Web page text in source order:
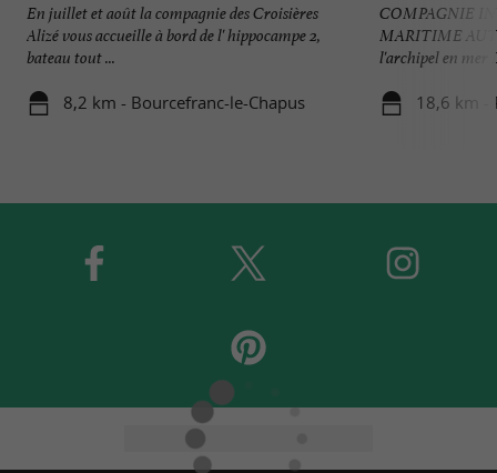
En juillet et août la compagnie des Croisières
Alizé vous accueille à bord de l' hippocampe 2,
bateau tout ...
8,2 km - Bourcefranc-le-Chapus
COMPAGNIE
MARITIME
l'archipel en mer
18,6 km -